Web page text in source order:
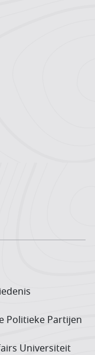
Politieke Partijen
Universiteit